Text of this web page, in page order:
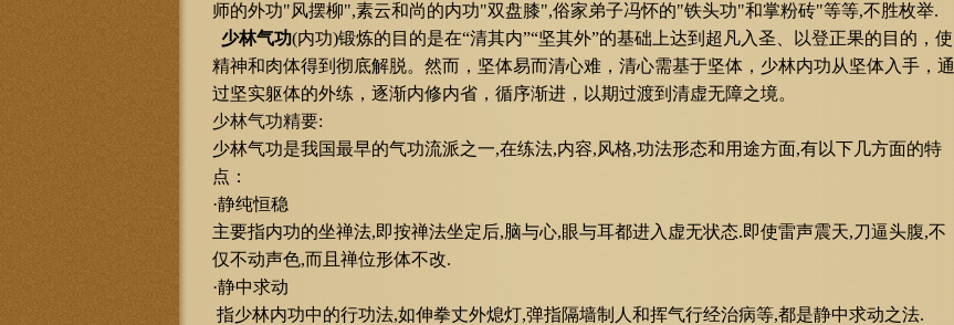
师的外功"风摆柳",素云和尚的内功"双盘膝",俗家弟子冯怀的"铁头功"和掌粉砖"等等,不胜枚举.
少林气功(内功)锻炼的目的是在“清其内”“坚其外”的基础上达到超凡入圣、以登正果的目的，使
精神和肉体得到彻底解脱。然而，坚体易而清心难，清心需基于坚体，少林内功从坚体入手，通
过坚实躯体的外练，逐渐内修内省，循序渐进，以期过渡到清虚无障之境。
少林气功精要:
少林气功是我国最早的气功流派之一,在练法,内容,风格,功法形态和用途方面,有以下几方面的特
点：
·静纯恒稳
主要指内功的坐禅法,即按禅法坐定后,脑与心,眼与耳都进入虚无状态.即使雷声震天,刀逼头腹,不
仅不动声色,而且禅位形体不改.
·静中求动
指少林内功中的行功法,如伸拳丈外熄灯,弹指隔墙制人和挥气行经治病等,都是静中求动之法.